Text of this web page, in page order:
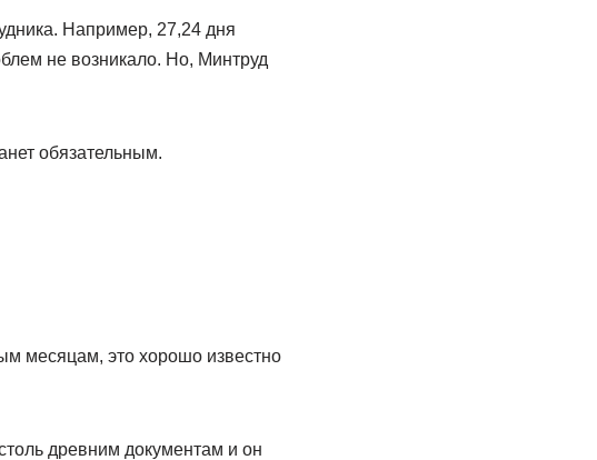
Например, 27,24 дня
не возникало. Но, Минтруд
обязательным.
месяцам, это хорошо известно
древним документам и он